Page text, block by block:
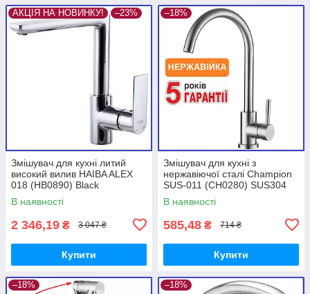
АКЦІЯ НА НОВИНКУ! –23%
Змішувач для кухні литий
високий вилив HAIBA ALEX
018 (HB0890) Black
В наявності
2 346,19 ₴ 3 047 ₴
Купити
–18%
Змішувач для кухні з
нержавіючої сталі Champion
SUS-011 (CH0280) SUS304
В наявності
585,48 ₴ 714 ₴
Купити
–18% –18%